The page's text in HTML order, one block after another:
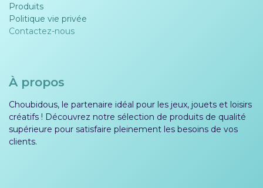
Produits
Politique vie privée​​
Contactez-nous
À propos
Choubidous, le partenaire idéal pour les jeux, jouets et loisirs
créatifs ! Découvrez notre sélection de produits de qualité
supérieure pour satisfaire pleinement les besoins de vos
clients.